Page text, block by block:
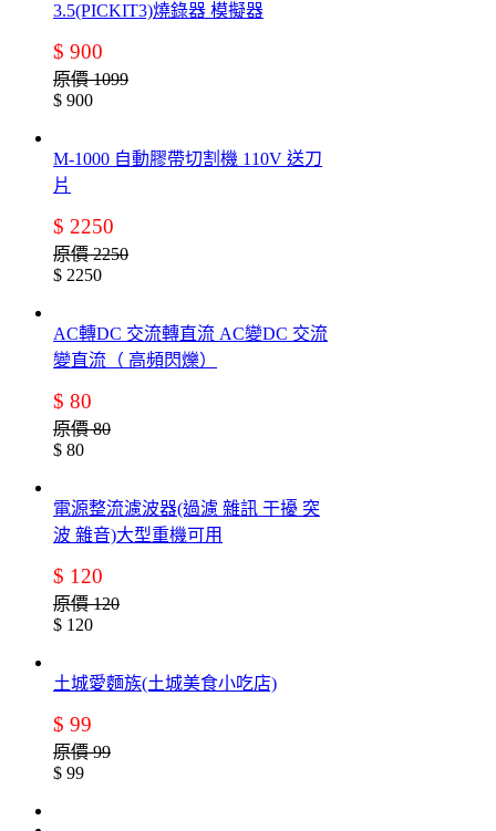
3.5(PICKIT3)燒錄器 模擬器
$ 900
原價 1099
$ 900
M-1000 自動膠帶切割機 110V 送刀
片
$ 2250
原價 2250
$ 2250
AC轉DC 交流轉直流 AC變DC 交流
變直流（ 高頻閃爍）
$ 80
原價 80
$ 80
電源整流濾波器(過濾 雜訊 干擾 突
波 雜音)大型重機可用
$ 120
原價 120
$ 120
土城愛麵族(土城美食小吃店)
$ 99
原價 99
$ 99